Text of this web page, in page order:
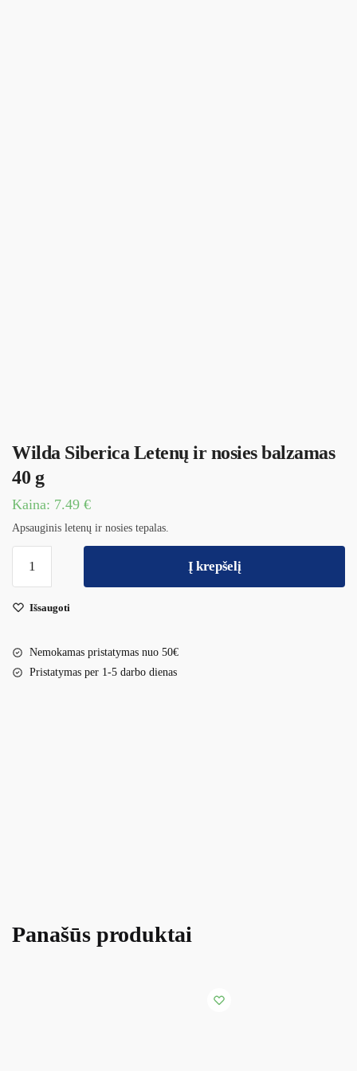
Wilda Siberica Letenų ir nosies balzamas
40 g
Kaina: 7.49 €
Apsauginis letenų ir nosies tepalas.
Į krepšelį
Išsaugoti
Nemokamas pristatymas nuo 50€
Pristatymas per 1-5 darbo dienas
Panašūs produktai